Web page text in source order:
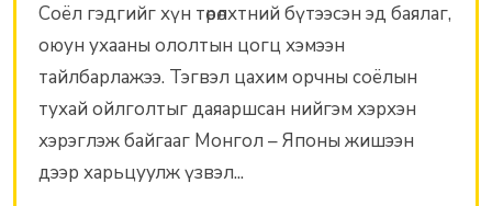
Соёл гэдгийг хүн төрөлхтний бүтээсэн эд баялаг,
оюун ухааны ололтын цогц хэмээн
тайлбарлажээ. Тэгвэл цахим орчны соёлын
тухай ойлголтыг даяаршсан нийгэм хэрхэн
хэрэглэж байгааг Монгол – Японы жишээн
дээр харьцуулж үзвэл...